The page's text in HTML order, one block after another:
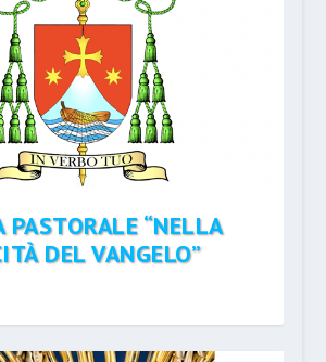
PASTORALE “NELLA
DEL VANGELO”